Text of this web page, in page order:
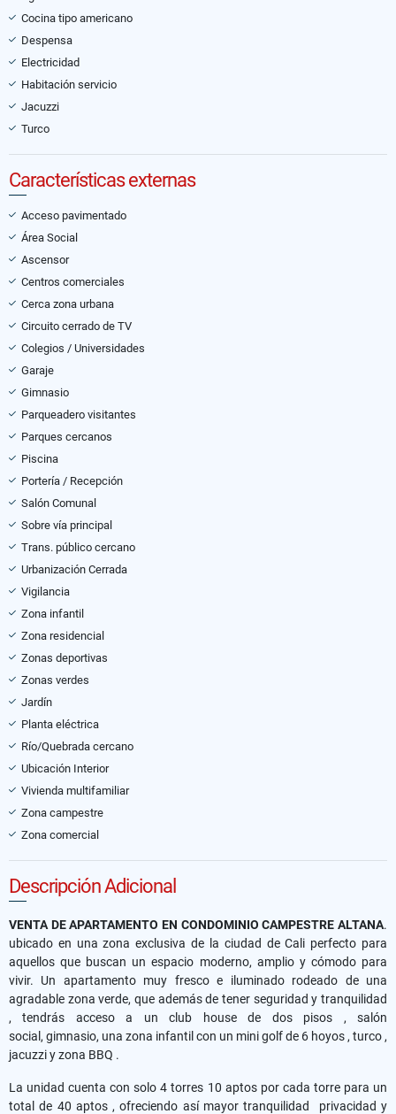
Cocina tipo americano
Despensa
Electricidad
Habitación servicio
Jacuzzi
Turco
Características externas
Acceso pavimentado
Área Social
Ascensor
Centros comerciales
Cerca zona urbana
Circuito cerrado de TV
Colegios / Universidades
Garaje
Gimnasio
Parqueadero visitantes
Parques cercanos
Piscina
Portería / Recepción
Salón Comunal
Sobre vía principal
Trans. público cercano
Urbanización Cerrada
Vigilancia
Zona infantil
Zona residencial
Zonas deportivas
Zonas verdes
Jardín
Planta eléctrica
Río/Quebrada cercano
Ubicación Interior
Vivienda multifamiliar
Zona campestre
Zona comercial
Descripción Adicional
VENTA DE APARTAMENTO EN CONDOMINIO CAMPESTRE ALTANA.
ubicado en una zona exclusiva de la ciudad de Cali perfecto para
aquellos que buscan un espacio moderno, amplio y cómodo para
vivir. Un apartamento muy fresco e iluminado rodeado de una
agradable zona verde, que además de tener seguridad y tranquilidad
, tendrás acceso a un club house de dos pisos , salón
social, gimnasio, una zona infantil con un mini golf de 6 hoyos , turco ,
jacuzzi y zona BBQ .
La unidad cuenta con solo 4 torres 10 aptos por cada torre para un
total de 40 aptos , ofreciendo así mayor tranquilidad privacidad y